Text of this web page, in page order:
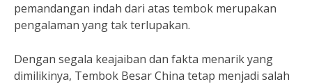
pemandangan indah dari atas tembok merupakan
pengalaman yang tak terlupakan.
Dengan segala keajaiban dan fakta menarik yang
dimilikinya, Tembok Besar China tetap menjadi salah